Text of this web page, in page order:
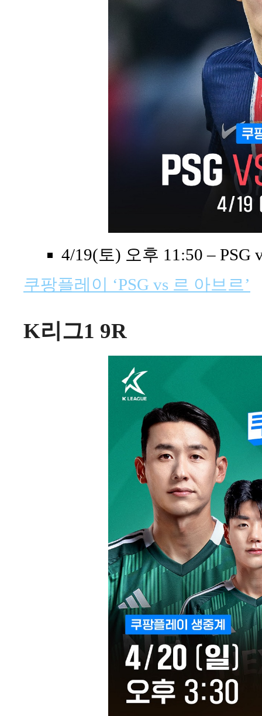
4/19(토) 오후 11:50 – PSG
쿠팡플레이 ‘PSG vs 르 아브르’
K리그1 9R